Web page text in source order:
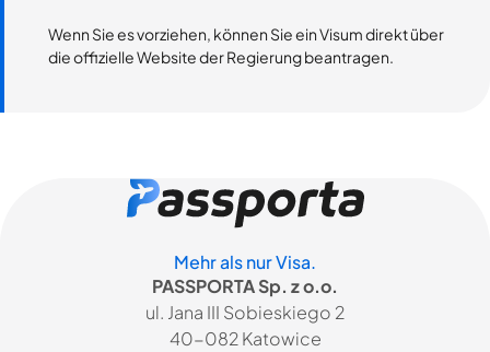
Wenn Sie es vorziehen, können Sie ein Visum direkt über
die offizielle Website der Regierung beantragen.
Mehr als nur Visa.
PASSPORTA Sp. z o.o.
ul. Jana III Sobieskiego 2
40-082 Katowice